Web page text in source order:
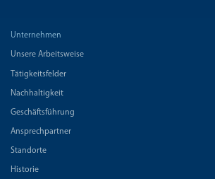
Unternehmen
Unsere Arbeitsweise
Tätigkeitsfelder
Nachhaltigkeit
Geschäftsführung
Ansprechpartner
Standorte
Historie